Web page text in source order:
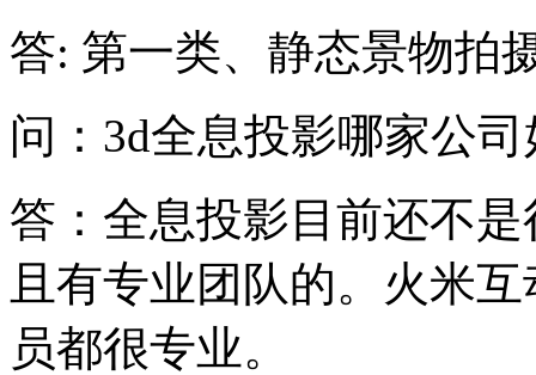
答: 第一类、静态景物拍
问：3d全息投影哪家公
答：全息投影目前还不
且有专业团队的。火米
员都很专业。